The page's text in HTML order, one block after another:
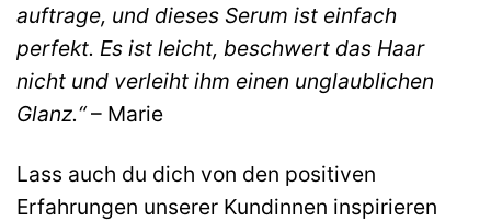
auftrage, und dieses Serum ist einfach
perfekt. Es ist leicht, beschwert das Haar
nicht und verleiht ihm einen unglaublichen
Glanz.“– Marie
Lass auch du dich von den positiven
Erfahrungen unserer Kundinnen inspirieren